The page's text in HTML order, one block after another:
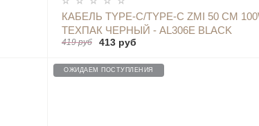
КАБЕЛЬ TYPE-C/TYPE-C ZMI 50 СМ
ТЕХПАК ЧЕРНЫЙ - AL306E BLACK
419 руб 413 руб
ОПОВЕСТИТЬ
ОЖИДАЕМ ПОСТУПЛЕНИЯ